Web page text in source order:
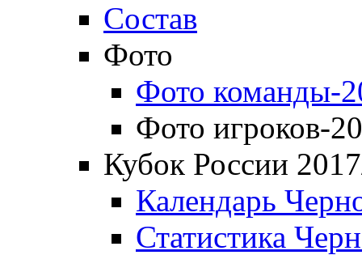
Состав
Фото
Фото команды-
Фото игроков-
Кубок России
Календарь
Статистика